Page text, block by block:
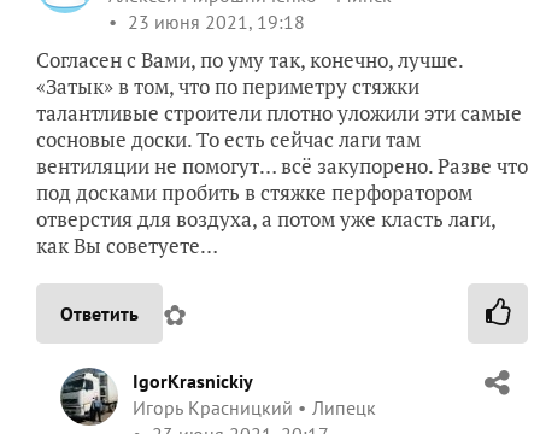
23 июня 2021, 19:18
Согласен с Вами, по уму так, конечно, лучше.
«Затык» в том, что по периметру стяжки
талантливые строители плотно уложили эти самые
сосновые доски. То есть сейчас лаги там
вентиляции не помогут… всё закупорено. Разве что
под досками пробить в стяжке перфоратором
отверстия для воздуха, а потом уже класть лаги,
как Вы советуете…
Ответить ✿
IgorKrasnickiy
Игорь Красницкий
Липецк